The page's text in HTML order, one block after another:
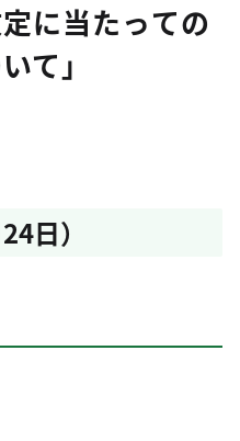
に当たっての
て」
日）